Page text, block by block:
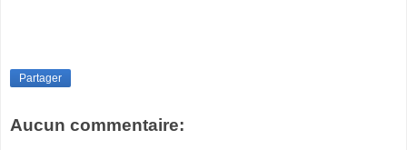
Partager
Aucun commentaire: